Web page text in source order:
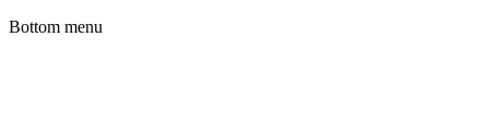
Bottom menu